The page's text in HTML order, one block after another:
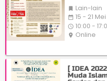
 Lain-lain
date_range 15 - 21
access_time 10:00 -
place Online
[ IDEA
Muda